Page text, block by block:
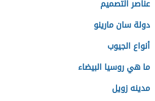
عناصر التصميم
دولة سان مارينو
أنواع الجيوب
ما هي روسيا البيضاء
مدينه زويل